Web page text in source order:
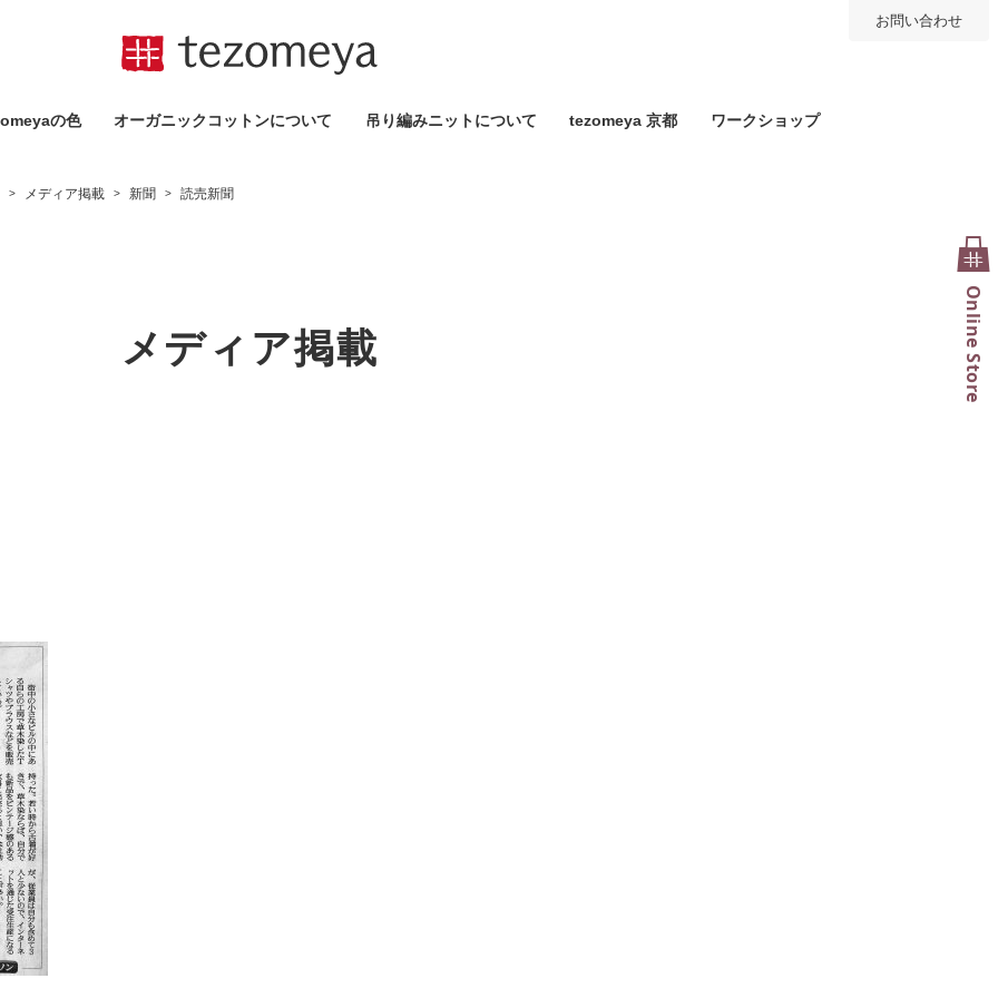
の⾊ オーガニックコットンについて 吊り編みニットについて tezomeya 京都 ワークショップ
お問い合わせ
Online Store
> メディア掲載 > 新聞 > 読売新聞
メディア掲載